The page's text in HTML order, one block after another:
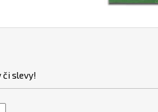
či slevy!